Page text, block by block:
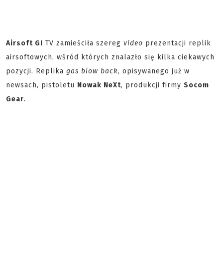
Airsoft GI TV zamieściła szereg video prezentacji replik
airsoftowych, wśród których znalazło się kilka ciekawych
pozycji. Replika gas blow back, opisywanego już w
newsach, pistoletu Nowak NeXt, produkcji firmy Socom
Gear.